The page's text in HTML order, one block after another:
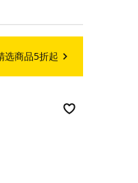
选商品5折起